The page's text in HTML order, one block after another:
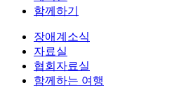
함께하기
장애계소식
자료실
협회자료실
함께하는 여행